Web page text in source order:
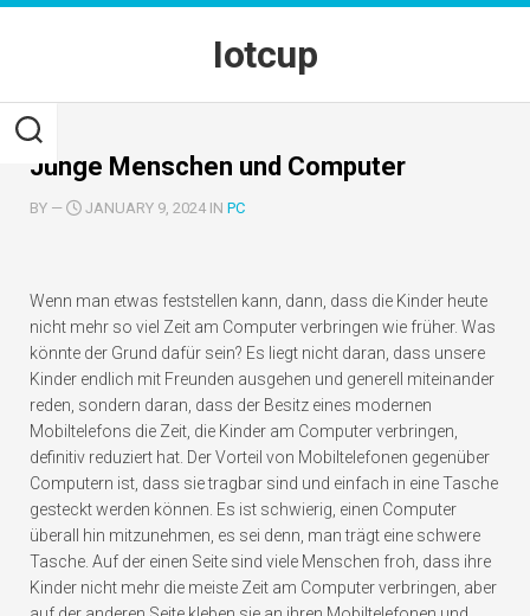
Skip
Iotcup
Junge Menschen und Computer
BY — JANUARY 9, 2024 IN PC
Wenn man etwas feststellen kann, dann, dass die Kinder heute
nicht mehr so viel Zeit am Computer verbringen wie früher. Was
könnte der Grund dafür sein? Es liegt nicht daran, dass unsere
Kinder endlich mit Freunden ausgehen und generell miteinander
reden, sondern daran, dass der Besitz eines modernen
Mobiltelefons die Zeit, die Kinder am Computer verbringen,
definitiv reduziert hat. Der Vorteil von Mobiltelefonen gegenüber
Computern ist, dass sie tragbar sind und einfach in eine Tasche
gesteckt werden können. Es ist schwierig, einen Computer
überall hin mitzunehmen, es sei denn, man trägt eine schwere
Tasche. Auf der einen Seite sind viele Menschen froh, dass ihre
Kinder nicht mehr die meiste Zeit am Computer verbringen, aber